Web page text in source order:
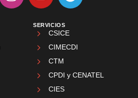
SERVICIOS
CSICE
CIMECDI
CTM
CPDI y CENATEL
CIES